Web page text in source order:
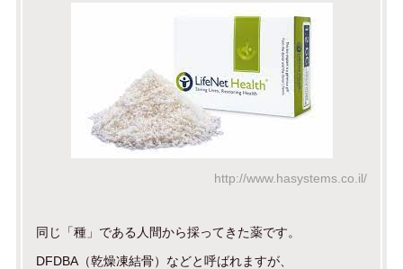
http://www.hasystems.co.il/
同じ「種」である人間から採ってきた薬です。
DFDBA（乾燥凍結骨）などと呼ばれますが、